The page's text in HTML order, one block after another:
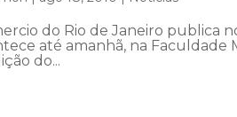
do Rio de Janeiro publica
até amanhã, na Faculdade
do...